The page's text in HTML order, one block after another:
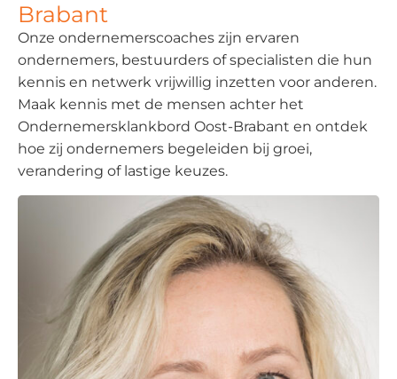
Brabant
Onze ondernemerscoaches zijn ervaren
ondernemers, bestuurders of specialisten die hun
kennis en netwerk vrijwillig inzetten voor anderen.
Maak kennis met de mensen achter het
Ondernemersklankbord Oost-Brabant en ontdek
hoe zij ondernemers begeleiden bij groei,
verandering of lastige keuzes.